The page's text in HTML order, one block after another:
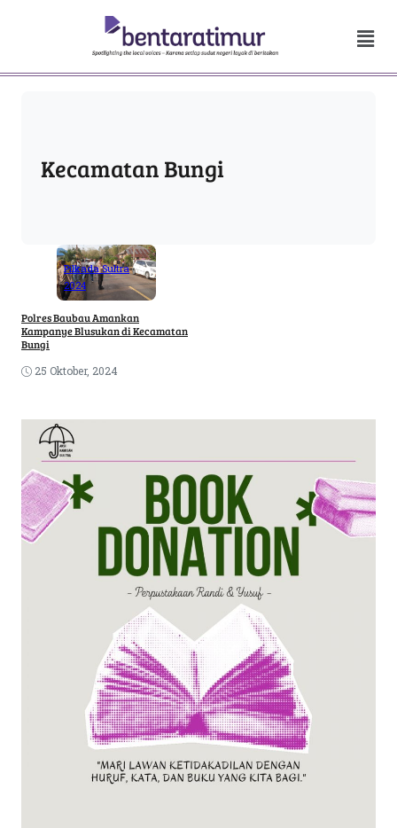
Kecamatan Bungi
Pilkada Sultra
2024
Polres Baubau Amankan
Kampanye Blusukan di Kecamatan
Bungi
25 Oktober, 2024